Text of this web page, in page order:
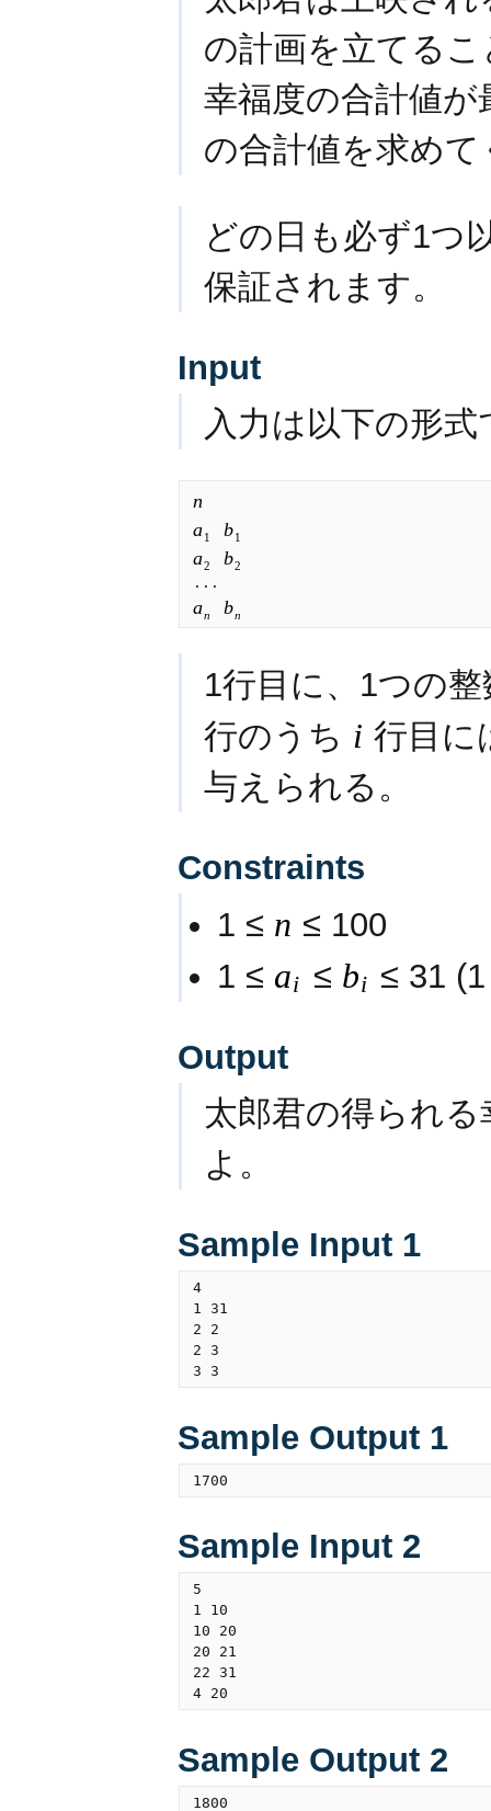
の計画を立てる
幸福度の合計値
の合計値を求め
どの日も必ず1つ
保証されます。
Input
入力は以下の形
n
a1 b1
a2 b2
an bn
1行目に、1つの
行のうち i 行目に
与えられる。
Constraints
1 ≤ n ≤ 100
1 ≤ ai ≤ bi ≤ 31
Output
太郎君の得られ
よ。
Sample Input 1
4
1 31
2 2
2 3
Sample Output 1
Sample Input 2
5
1 10
10 20
20 21
22 31
Sample Output 2